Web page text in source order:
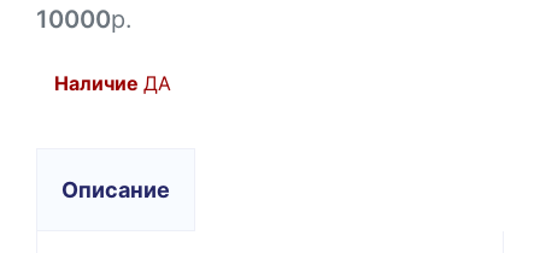
10000р.
Наличие ДА
Описание